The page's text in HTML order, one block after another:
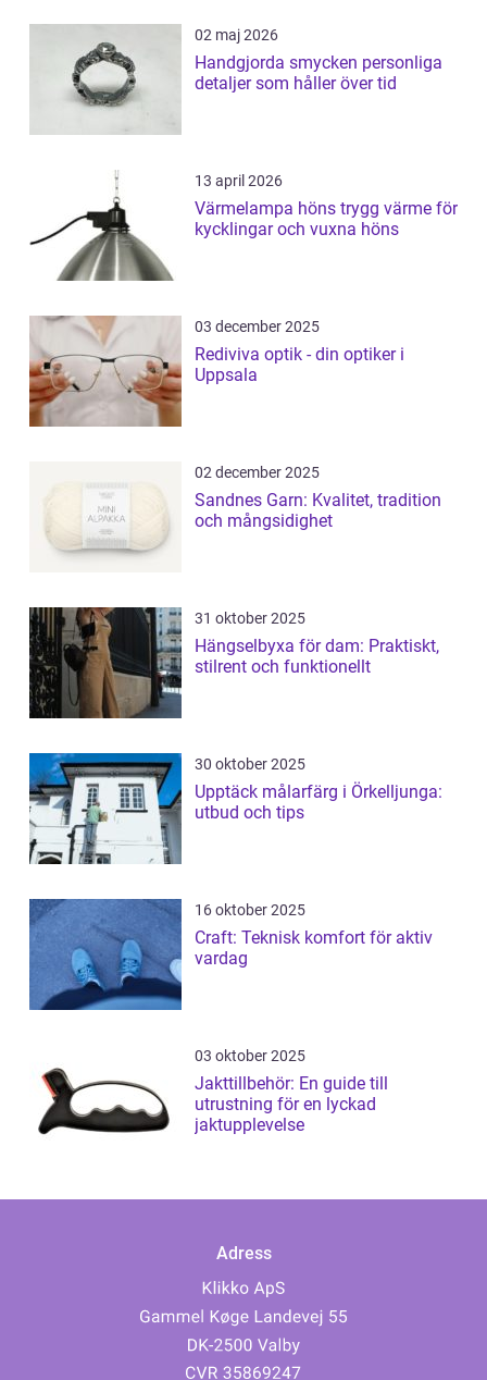
02 maj 2026
Handgjorda smycken personliga
detaljer som håller över tid
13 april 2026
Värmelampa höns trygg värme för
kycklingar och vuxna höns
03 december 2025
Rediviva optik - din optiker i
Uppsala
02 december 2025
Sandnes Garn: Kvalitet, tradition
och mångsidighet
31 oktober 2025
Hängselbyxa för dam: Praktiskt,
stilrent och funktionellt
30 oktober 2025
Upptäck målarfärg i Örkelljunga:
utbud och tips
16 oktober 2025
Craft: Teknisk komfort för aktiv
vardag
03 oktober 2025
Jakttillbehör: En guide till
utrustning för en lyckad
jaktupplevelse
Adress